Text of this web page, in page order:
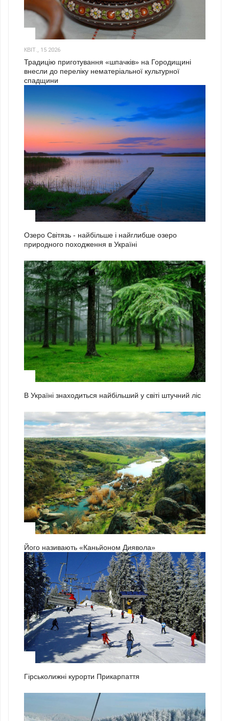
КВІТ., 15 2026
Традицію приготування «шпачків» на Городищині
внесли до переліку нематеріальної культурної
спадщини
Озеро Світязь - найбільше і найглибше озеро
природного походження в Україні
В Україні знаходиться найбільший у світі штучний ліс
Його називають «Каньйоном Диявола»
Гірськолижні курорти Прикарпаття